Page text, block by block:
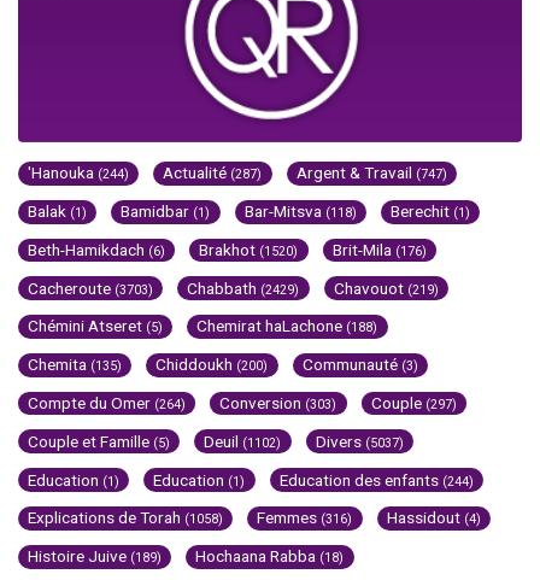
'Hanouka (244) Actualité (287) Argent & Travail (747)
Balak (1) Bamidbar (1) Bar-Mitsva (118) Berechit (1)
Beth-Hamikdach (6) Brakhot (1520) Brit-Mila (176)
Cacheroute (3703) Chabbath (2429) Chavouot (219)
Chémini Atseret (5) Chemirat haLachone (188)
Chemita (135) Chiddoukh (200) Communauté (3)
Compte du Omer (264) Conversion (303) Couple (297)
Couple et Famille (5) Deuil (1102) Divers (5037)
Education (1) Education (1) Education des enfants (244)
Explications de Torah (1058) Femmes (316) Hassidout (4)
Histoire Juive (189) Hochaana Rabba (18)